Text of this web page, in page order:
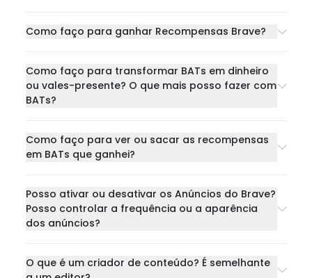
Como faço para ganhar Recompensas Brave?
Como faço para transformar BATs em dinheiro
ou vales-presente? O que mais posso fazer com
BATs?
Como faço para ver ou sacar as recompensas
em BATs que ganhei?
Posso ativar ou desativar os Anúncios do Brave?
Posso controlar a frequência ou a aparência
dos anúncios?
O que é um criador de conteúdo? É semelhante